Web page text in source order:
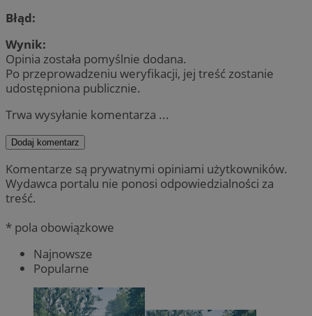
Błąd:
Wynik:
Opinia została pomyślnie dodana.
Po przeprowadzeniu weryfikacji, jej treść zostanie
udostępniona publicznie.
Trwa wysyłanie komentarza ...
Dodaj komentarz
Komentarze są prywatnymi opiniami użytkowników.
Wydawca portalu nie ponosi odpowiedzialności za
treść.
* pola obowiązkowe
Najnowsze
Popularne